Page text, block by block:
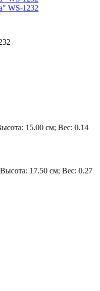
15.00 см; Вес: 0.14
17.50 см; Вес: 0.27